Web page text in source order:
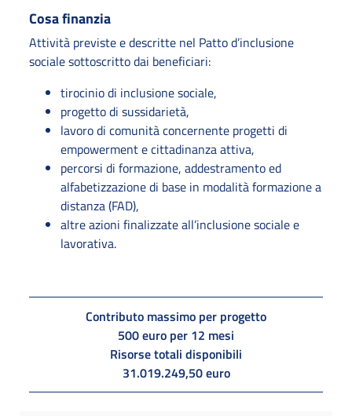
Cosa finanzia
Attività previste e descritte nel Patto d’inclusione
sociale sottoscritto dai beneficiari:
tirocinio di inclusione sociale,
progetto di sussidarietà,
lavoro di comunità concernente progetti di
empowerment e cittadinanza attiva,
percorsi di formazione, addestramento ed
alfabetizzazione di base in modalità formazione a
distanza (FAD),
altre azioni finalizzate all’inclusione sociale e
lavorativa.
Contributo massimo per progetto
500 euro per 12 mesi
Risorse totali disponibili
31.019.249,50 euro